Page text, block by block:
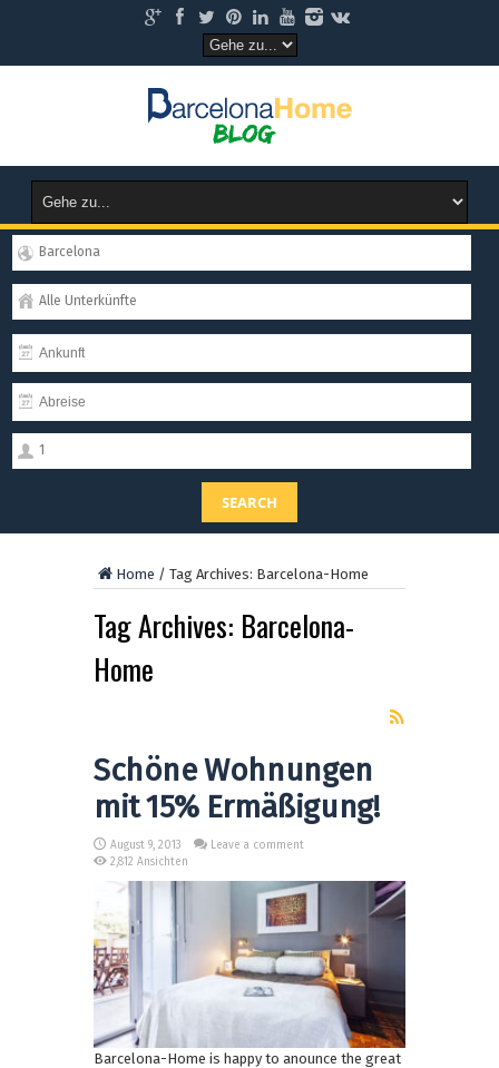
Barcelona
Alle Unterkünfte
1
SEARCH
Home / Tag Archives: Barcelona-Home
Tag Archives: Barcelona-
Home
Schöne Wohnungen
mit 15% Ermäßigung!
August 9, 2013
Leave a comment
2,812 Ansichten
Barcelona-Home is happy to anounce the great